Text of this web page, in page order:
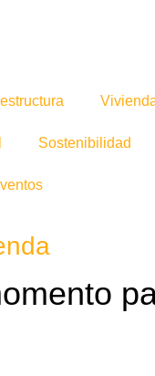
Sostenibilidad